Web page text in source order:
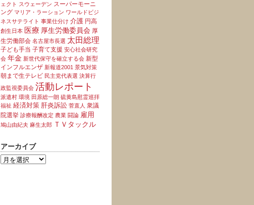
ェクト スウェーデン スーパーモーニ
ング マリア・ラーション ワールドビジ
ネスサテライト 事業仕分け 介護 円高
創生日本 医療 厚生労働委員会 厚
生労働部会 名古屋市長選 太田総理
子ども手当 子育て支援 安心社会研究
会 年金 新世代保守を確立する会 新型
インフルエンザ 新報道2001 景気対策
朝まで生テレビ 民主党代表選 決算行
政監視委員会 活動レポート
派遣村 環境 田原総一朗 硫黄島慰霊巡拝
福祉 経済対策 肝炎訴訟 菅直人 衆議
院選挙 診療報酬改定 農業 闘論 雇用
鳩山由紀夫 麻生太郎 ＴＶタックル
アーカイブ